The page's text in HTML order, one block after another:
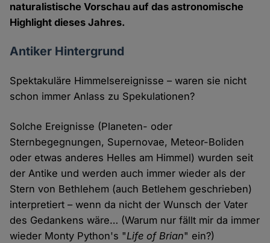
naturalistische Vorschau auf das astronomische
Highlight dieses Jahres.
Antiker Hintergrund
Spektakuläre Himmelsereignisse – waren sie nicht
schon immer Anlass zu Spekulationen?
Solche Ereignisse (Planeten- oder
Sternbegegnungen, Supernovae, Meteor-Boliden
oder etwas anderes Helles am Himmel) wurden seit
der Antike und werden auch immer wieder als der
Stern von Bethlehem (auch Betlehem geschrieben)
interpretiert – wenn da nicht der Wunsch der Vater
des Gedankens wäre… (Warum nur fällt mir da immer
wieder Monty Python's "Life of Brian" ein?)